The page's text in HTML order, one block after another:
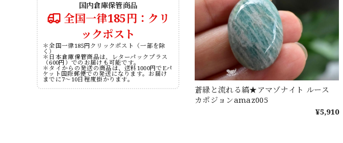
国内倉庫保管商品
全国一律185円：クリ
ックポスト
＊全国一律185円クリックポスト（一部を除
く）
＊日本倉庫保管商品は、レターパックプラス
（600円）でのお届けも可能です。
＊タイからの発送の商品は、送料1000円でEパ
ケット国際郵便での発送になります。お届け
までに7～10日程度掛かります。
蒼緑と流れる縞★アマゾナイト ルース
カポジョンamaz005
¥5,910